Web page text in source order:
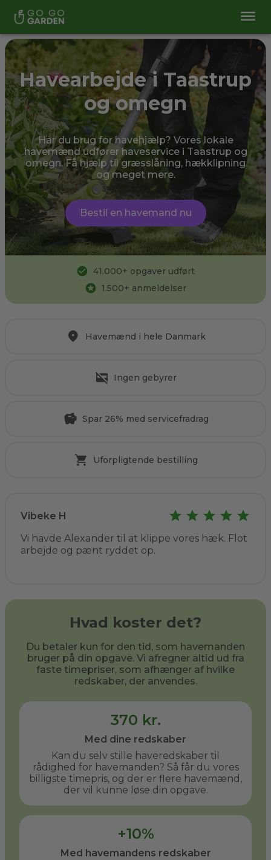
Havearbejde i Taastrup
og omegn
Har du brug for havehjælp? Vores lokale
havemænd udfører haveservice i Taastrup og
omegn. Få hjælp til græsslåning, hækklipning
og meget mere.
Bestil en havemand nu
41.000+ opgaver udført
1.500+ anmeldelser
Havemænd i hele Danmark
Ingen gebyrer
Spar 26% med servicefradrag
Uforpligtende bestilling
Vibeke H
Vi havde Alexander til at klippe vores hæk. Flot
arbejde og pænt ryddet op.
Hvad koster det?
Du betaler kun for den tid, som havemanden
bruger på din opgave. Vi afregner altid ud fra
faste timepriser, som afhænger af hvilke
redskaber, der anvendes.
370 kr.
Med dine redskaber
Kan du selv stille haveredskaber til
rådighed for havemanden? Så får du vores
billigste timepris, og der er flere havemænd,
der vil kunne løse din opgave.
+10%
Med havemandens redskaber